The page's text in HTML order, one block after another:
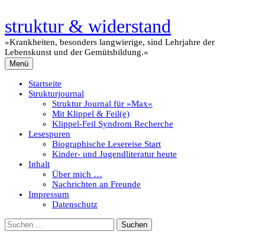
überspringen
struktur & widerstand
»Krankheiten, besonders langwierige, sind Lehrjahre der
Lebenskunst und der Gemütsbildung.«
Menü
Startseite
Strukturjournal
Struktur Journal für »Max«
Mit Klippel & Feil(e)
Klippel-Feil Syndrom Recherche
Lesespuren
Biographische Lesereise Start
Kinder- und Jugendliteratur heute
Inhalt
Über mich …
Nachrichten an Freunde
Impressum
Datenschutz
Suchen
nach: